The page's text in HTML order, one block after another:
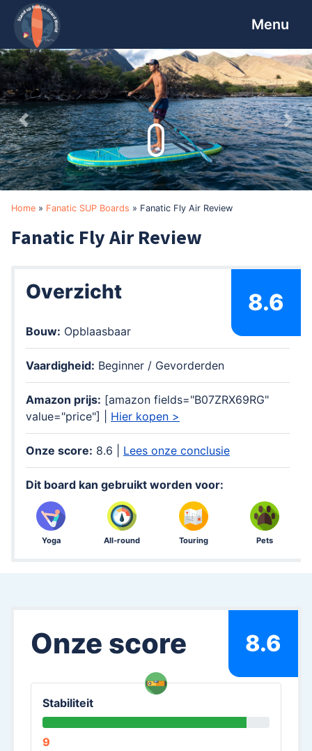
Skip
to
primary
navigation
Skip
to
main
content
Skip
to
footer
Previous Next
Home » Fanatic SUP Boards » Fanatic Fly Air Review
Fanatic Fly Air Review
Overzicht
Bouw: Opblaasbaar
Vaardigheid: Beginner / Gevorderden
Amazon prijs: [amazon fields="B07ZRX69RG"
value="price"] | Hier kopen >
Onze score: 8.6 | Lees onze conclusie
Dit board kan gebruikt worden voor:
Yoga All-round Touring Pets
8.6
8.6
Onze score
Stabiliteit
9